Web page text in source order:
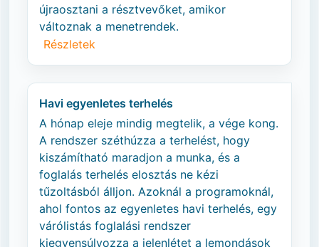
újraosztani a résztvevőket, amikor
változnak a menetrendek.
Részletek
Havi egyenletes terhelés
A hónap eleje mindig megtelik, a vége kong.
A rendszer széthúzza a terhelést, hogy
kiszámítható maradjon a munka, és a
foglalás terhelés elosztás ne kézi
tűzoltásból álljon. Azoknál a programoknál,
ahol fontos az egyenletes havi terhelés, egy
várólistás foglalási rendszer
kiegyensúlyozza a jelenlétet a lemondások